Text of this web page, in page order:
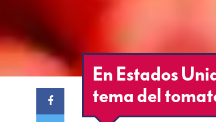
En Estados
tema del